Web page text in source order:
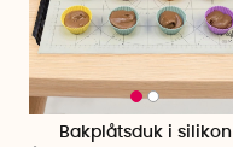
Bakplåtsduk i silikon